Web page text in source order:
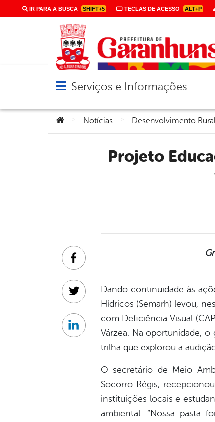
IR PARA A BUSCA SHIFT+5 TECLAS DE ACESSO ALT+P
Abrir menu principal de navegação
Serviços e Informações
Você está aqui:
Notícias Desenvolvimento
Projeto Educação Ambiental Inclusiva oportuniza que cegos
Dando continuidade às
Hídricos (Semarh) levou,
com Deficiência Visual
Várzea. Na oportunidade,
trilha que explorou a
O secretário de Meio
Socorro Régis,
instituições locais e
ambiental. “Nossa pasta
Facebook
Twitter
Linkedin